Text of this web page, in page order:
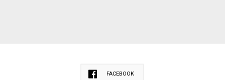
FACEBOOK